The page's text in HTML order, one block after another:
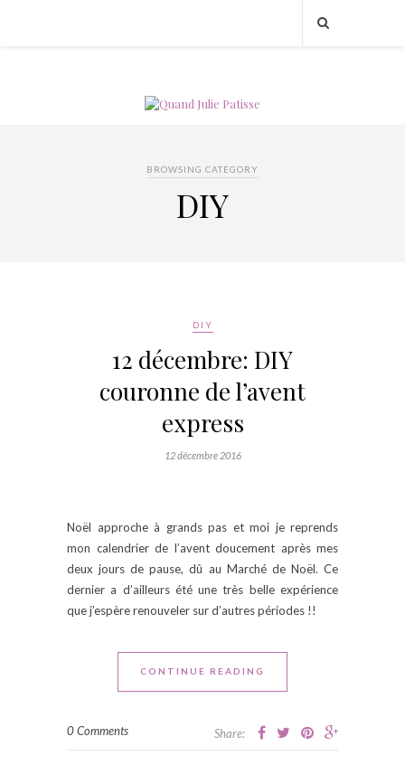
BROWSING CATEGORY
DIY
DIY
12 décembre: DIY
couronne de l’avent
express
12 décembre 2016
Noël approche à grands pas et moi je reprends
mon calendrier de l’avent doucement après mes
deux jours de pause, dû au Marché de Noël. Ce
dernier a d’ailleurs été une très belle expérience
que j’espère renouveler sur d’autres périodes !!
CONTINUE READING
0 Comments Share: